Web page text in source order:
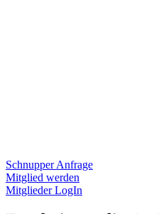
Schnupper Anfrage
Mitglied werden
Mitglieder LogIn